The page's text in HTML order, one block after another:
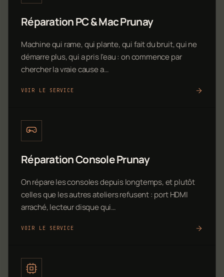
Réparation PC & Mac Prunay
Machine qui rame, qui plante, qui fait du bruit, qui ne
démarre plus, qui a pris l'eau : on commence par
chercher la vraie cause a…
VOIR LE SERVICE
Réparation Console Prunay
On répare les consoles depuis longtemps, et plutôt
celles que les autres ateliers refusent : port HDMI
arraché, lecteur disque qui…
VOIR LE SERVICE